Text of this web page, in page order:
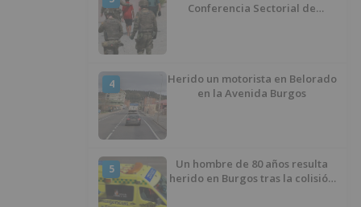
Conferencia Sectorial de
4
Herido un motorista en Belorado
en la Avenida Burgos
5
Un hombre de 80 años resulta
herido en Burgos tras la colisión